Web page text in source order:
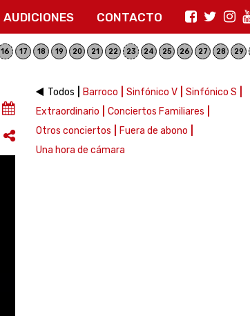
AUDICIONES CONTACTO
16 17 18 19 20 21 22 23 24 25 26 27 28 29
Todos Barroco Sinfónico V
Sinfónico S
Extraordinario
Conciertos Familiares
Otros conciertos
Fuera de abono
Una hora de cámara